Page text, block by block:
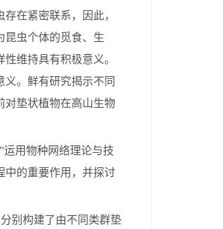
在紧密联系，因此，
昆虫个体的觅食、生
维持具有积极意义。
。鲜有研究揭示不同
对垫状植物在高山生物
运用物种网络理论与技
中的重要作用，并探讨
别构建了由不同类群垫